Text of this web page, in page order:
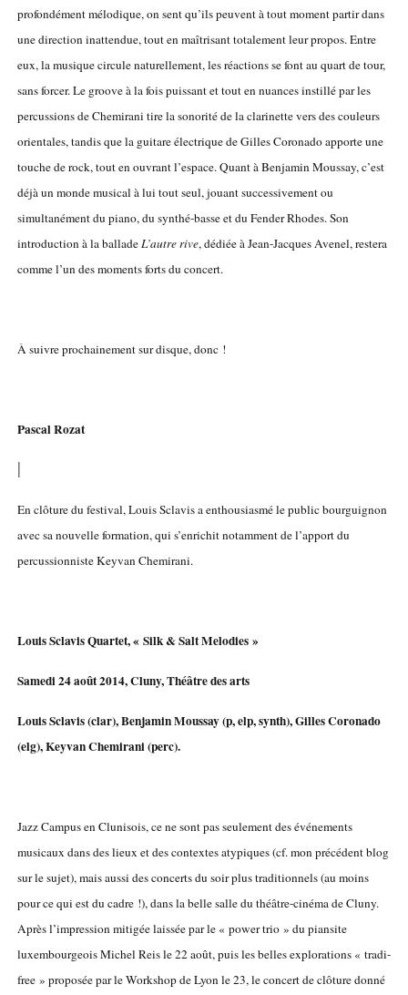
profondément mélodique, on sent qu’ils peuvent à tout moment partir dans
une direction inattendue, tout en maîtrisant totalement leur propos. Entre
eux, la musique circule naturellement, les réactions se font au quart de tour,
sans forcer. Le groove à la fois puissant et tout en nuances instillé par les
percussions de Chemirani tire la sonorité de la clarinette vers des couleurs
orientales, tandis que la guitare électrique de Gilles Coronado apporte une
touche de rock, tout en ouvrant l’espace. Quant à Benjamin Moussay, c’est
déjà un monde musical à lui tout seul, jouant successivement ou
simultanément du piano, du synthé-basse et du Fender Rhodes. Son
introduction à la balladeL’autre rive, dédiée à Jean-Jacques Avenel, restera
comme l’un des moments forts du concert.
À suivre prochainement sur disque, donc !
Pascal Rozat
En clôture du festival, Louis Sclavis a enthousiasmé le public bourguignon
avec sa nouvelle formation, qui s’enrichit notamment de l’apport du
percussionniste Keyvan Chemirani.
Louis Sclavis Quartet, « Silk & Salt Melodies »
Samedi 24 août 2014, Cluny, Théâtre des arts
Louis Sclavis (clar), Benjamin Moussay (p, elp, synth), Gilles Coronado
(elg), Keyvan Chemirani (perc).
Jazz Campus en Clunisois, ce ne sont pas seulement des événements
musicaux dans des lieux et des contextes atypiques (cf. mon précédent blog
sur le sujet), mais aussi des concerts du soir plus traditionnels (au moins
pour ce qui est du cadre !), dans la belle salle du théâtre-cinéma de Cluny.
Après l’impression mitigée laissée par le « power trio » du piansite
luxembourgeois Michel Reis le 22 août, puis les belles explorations « tradi-
free » proposée par le Workshop de Lyon le 23, le concert de clôture donné